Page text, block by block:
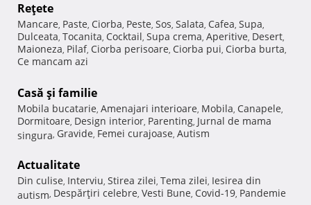
Reţete
Mancare, Paste, Ciorba, Peste, Sos, Salata, Cafea, Supa,
Dulceata, Tocanita, Cocktail, Supa crema, Aperitive, Desert,
Maioneza, Pilaf, Ciorba perisoare, Ciorba pui, Ciorba burta,
Ce mancam azi
Casă şi familie
Mobila bucatarie, Amenajari interioare, Mobila, Canapele,
Dormitoare, Design interior, Parenting, Jurnal de mama
singura, Gravide, Femei curajoase, Autism
Actualitate
Din culise, Interviu, Stirea zilei, Tema zilei, Iesirea din
autism, Despărţiri celebre, Vesti Bune, Covid-19, Pandemie